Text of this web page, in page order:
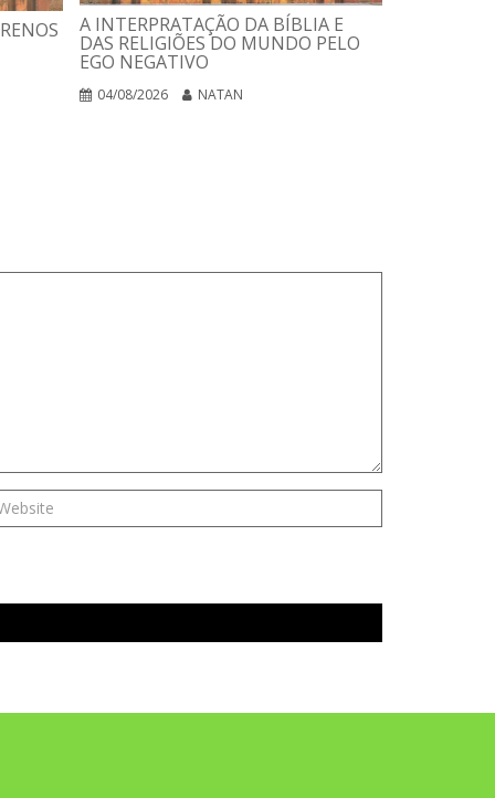
A INTERPRATAÇÃO DA BÍBLIA E
DAS RELIGIÕES DO MUNDO PELO
EGO NEGATIVO
04/08/2026 NATAN